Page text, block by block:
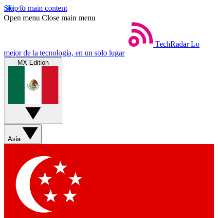
Skip to main content
Open menu Close main menu
TechRadar Lo
mejor de la tecnología, en un solo lugar
MX Edition
Asia